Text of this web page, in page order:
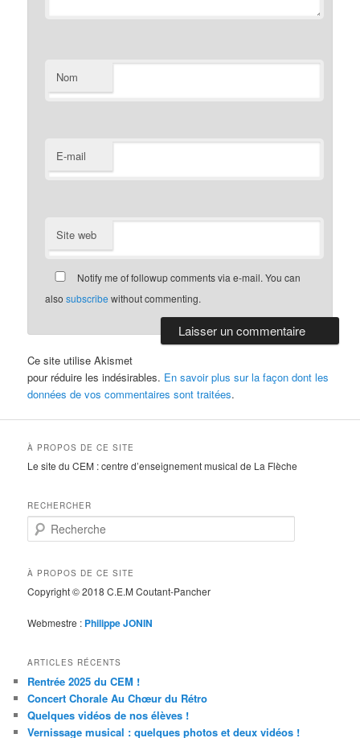
Nom
E-mail
Site web
Notify me of followup comments via e-mail. You can
alsosubscribe without commenting.
Ce site utilise Akismet
pour réduire les indésirables. En savoir plus sur la façon dont les
données de vos commentaires sont traitées.
À PROPOS DE CE SITE
Le site du CEM : centre d’enseignement musical de La Flèche
RECHERCHER
e
h
r
h
À PROPOS DE CE SITE
Copyright © 2018 C.E.M Coutant-Pancher
Webmestre : Philippe JONIN
ARTICLES RÉCENTS
Rentrée 2025 du CEM !
Concert Chorale Au Chœur du Rétro
Quelques vidéos de nos élèves !
Vernissage musical : quelques photos et deux vidéos !